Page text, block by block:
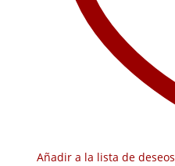
Añadir a la lista de deseos